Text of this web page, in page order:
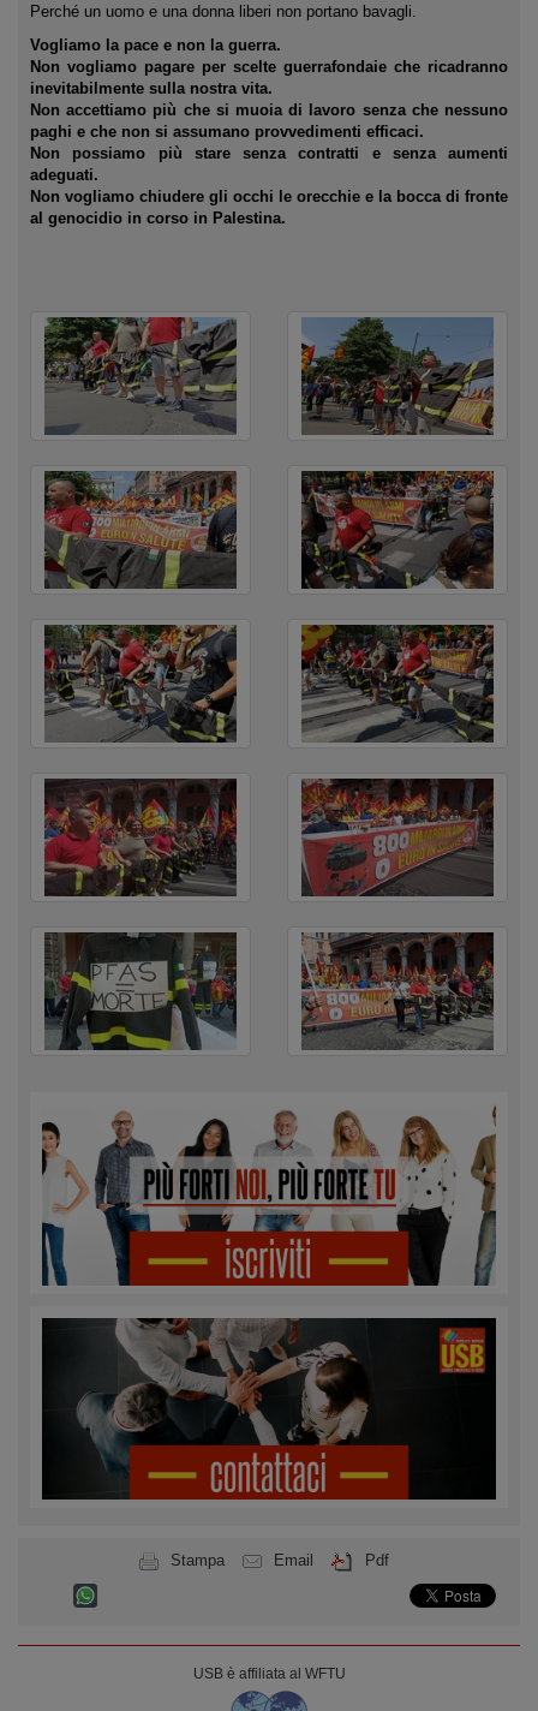
Perché un uomo e una donna liberi non portano bavagli.
Vogliamo la pace e non la guerra.
Non vogliamo pagare per scelte guerrafondaie che ricadranno
inevitabilmente sulla nostra vita.
Non accettiamo più che si muoia di lavoro senza che nessuno
paghi e che non si assumano provvedimenti efficaci.
Non possiamo più stare senza contratti e senza aumenti
adeguati.
Non vogliamo chiudere gli occhi le orecchie e la bocca di fronte
al genocidio in corso in Palestina.
Stampa Email Pdf
USB è affiliata al WFTU